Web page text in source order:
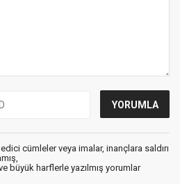
cümleler veya imalar, inançlara saldırı
büyük harflerle yazılmış yorumlar